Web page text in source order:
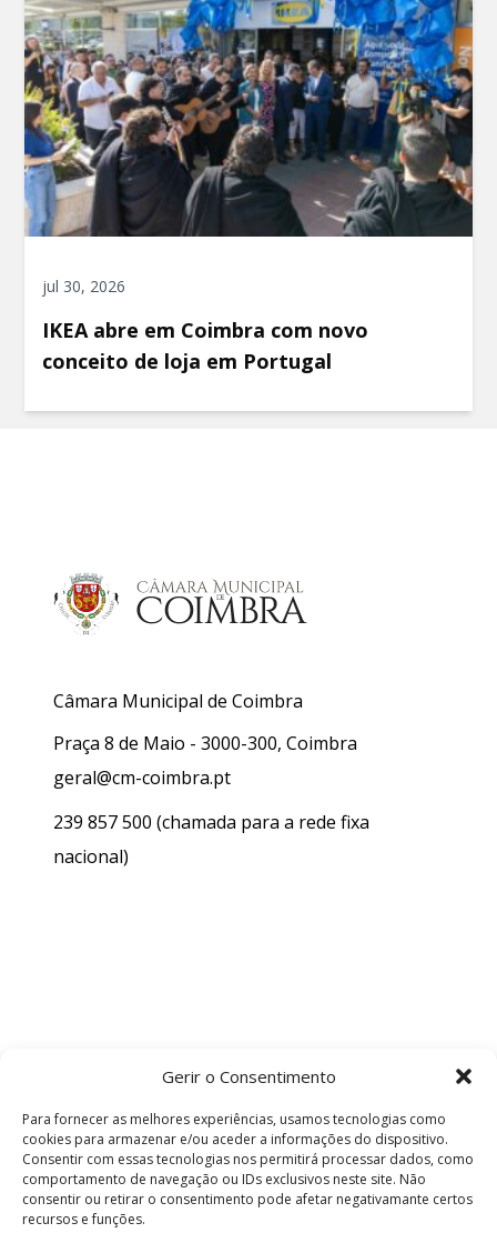
Gerir o Consentimento
Para fornecer as melhores experiências, usamos tecnologias como
cookies para armazenar e/ou aceder a informações do dispositivo.
Consentir com essas tecnologias nos permitirá processar dados, como
comportamento de navegação ou IDs exclusivos neste site. Não
consentir ou retirar o consentimento pode afetar negativamante certos
recursos e funções.
jul 30, 2026
IKEA abre em Coimbra com novo
conceito de loja em Portugal
Câmara Municipal de Coimbra
Praça 8 de Maio - 3000-300, Coimbra
geral@cm-coimbra.pt
239 857 500 (chamada para a rede fixa
nacional)